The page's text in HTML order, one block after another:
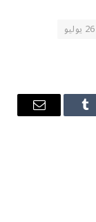
Tumblr
البريد